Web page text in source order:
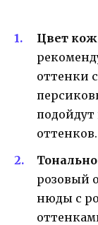
Цвет
оттенки
оттенков.
розовый
нюды с